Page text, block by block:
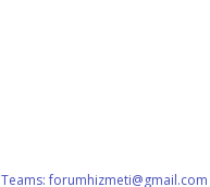
Teams:forumhizmeti@gmail.com